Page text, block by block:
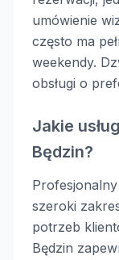
umówienie
często ma
weekendy.
obsługi o
Jakie
Będzin?
szeroki
potrzeb
Będzin